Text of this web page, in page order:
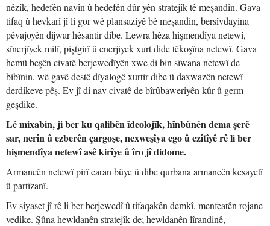
nêzîk, hedefên navîn û hedefên dûr yên stratejîk tê meşandin. Gava
tifaq û hevkarî jî li gor wê plansaziyê bê meşandin, bersîvdayina
pêvajoyên dijwar hêsantir dibe. Lewra hêza hişmendîya netewî,
sînerjîyek milî, piştgirî û enerjiyek xurt dide têkoşîna netewî. Gava
hemû beşên civatê berjewedîyên xwe di bin sîwana netewî de
bibînin, wê gavê destê dîyalogê xurtir dibe û daxwazên netewî
derdikeve pêş. Ev jî di nav civatê de bîrûbaweriyên kûr û germ
geşdike.
Lê mixabin, ji ber ku qalibên îdeolojîk, hînbûnên dema şerê
sar, nerîn û ezberên çargoşe, nexweşîya ego û ezîtîyê rê li ber
hişmendîya netewî asê kirîye û îro jî didome.
Armancên netewî pirî caran bûye û dibe qurbana armancên kesayetî
û partîzanî.
Ev siyaset jî rê li ber berjewedî û tifaqakên demkî, menfeatên rojane
vedike. Şûna hewldanên stratejîk de; hewldanên lîrandinê,